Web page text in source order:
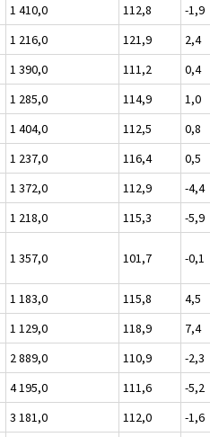
1 410,0 112,8 -1,9
1 216,0 121,9 2,4
1 390,0 111,2 0,4
1 285,0 114,9 1,0
1 404,0 112,5 0,8
1 237,0 116,4 0,5
1 372,0 112,9 -4,4
1 218,0 115,3 -5,9
1 357,0 101,7 -0,1
1 183,0 115,8 4,5
1 129,0 118,9 7,4
2 889,0 110,9 -2,3
4 195,0 111,6 -5,2
3 181,0 112,0 -1,6